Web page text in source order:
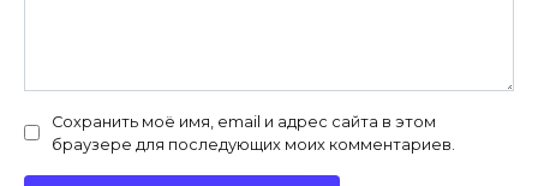
Сохранить моё имя, email и адрес сайта в этом
браузере для последующих моих комментариев.